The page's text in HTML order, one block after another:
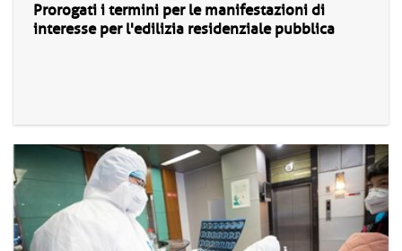
Prorogati i termini per le manifestazioni di
interesse per l'edilizia residenziale pubblica